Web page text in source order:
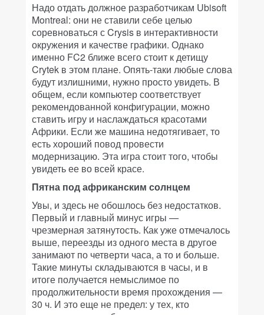
Надо отдать должное разработчикам Ubisoft
Montreal: они не ставили себе целью
соревноваться с Crysis в интерактивности
окружения и качестве графики. Однако
именно FC2 ближе всего стоит к детищу
Crytek в этом плане. Опять-таки любые слова
будут излишними, нужно просто увидеть. В
общем, если компьютер соответствует
рекомендованной конфигурации, можно
ставить игру и наслаждаться красотами
Африки. Если же машина недотягивает, то
есть хороший повод провести
модернизацию. Эта игра стоит того, чтобы
увидеть ее во всей красе.
Пятна под африканским солнцем
Увы, и здесь не обошлось без недостатков.
Первый и главный минус игры —
чрезмерная затянутость. Как уже отмечалось
выше, переезды из одного места в другое
занимают по четверти часа, а то и больше.
Такие минуты складываются в часы, и в
итоге получается немыслимое по
продолжительности время прохождения —
30 ч. И это еще не предел: у тех, кто